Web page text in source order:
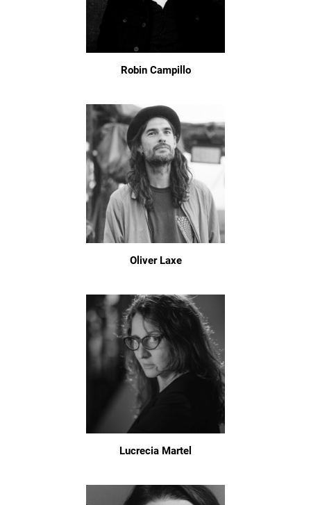
Robin Campillo
Oliver Laxe
Lucrecia Martel